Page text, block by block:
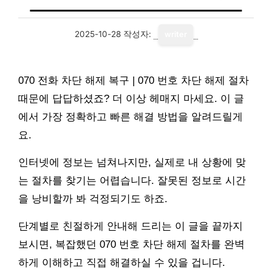
2025-10-28 작성자:
070 전화 차단 해제 복구 | 070 번호 차단 해제 절차
때문에 답답하셨죠? 더 이상 헤매지 마세요. 이 글
에서 가장 정확하고 빠른 해결 방법을 알려드릴게
요.
인터넷에 정보는 넘쳐나지만, 실제로 내 상황에 맞
는 절차를 찾기는 어렵습니다. 잘못된 정보로 시간
을 낭비할까 봐 걱정되기도 하죠.
단계별로 친절하게 안내해 드리는 이 글을 끝까지
보시면, 복잡했던 070 번호 차단 해제 절차를 완벽
하게 이해하고 직접 해결하실 수 있을 겁니다.